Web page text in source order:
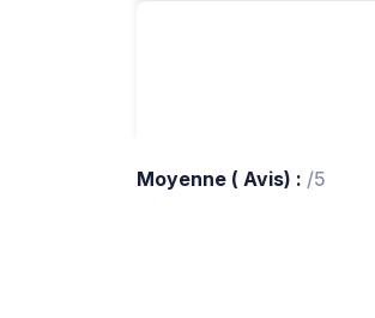
Moyenne ( Avis) : /5